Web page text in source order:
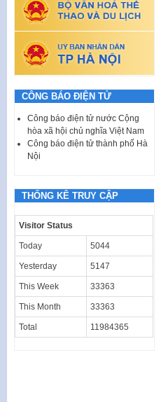
CÔNG BÁO ĐIỆN TỬ
Công báo điện tử nước Cộng
hòa xã hội chủ nghĩa Việt Nam
Công báo điện tử thành phố Hà
Nội
THỐNG KÊ TRUY CẬP
Visitor Status
Today 5044
Yesterday 5147
This Week 33363
This Month 33363
Total 11984365